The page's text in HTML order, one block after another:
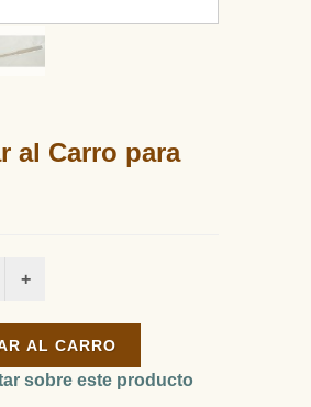
al Carro para
AL CARRO
sobre este producto